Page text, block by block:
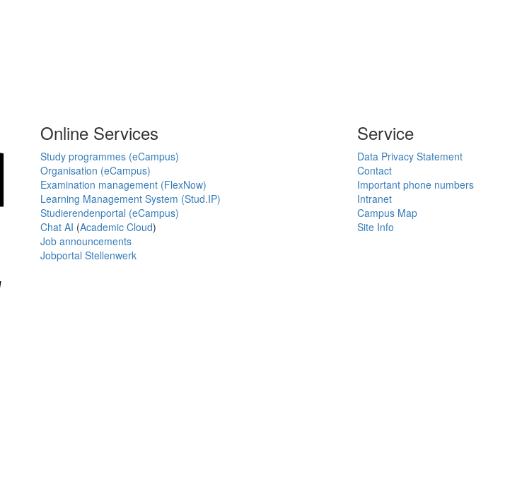
Online Services
Study programmes (eCampus)
Organisation (eCampus)
Examination management (FlexNow)
Learning Management System (Stud.IP)
Studierendenportal (eCampus)
Chat AI (Academic Cloud)
Job announcements
Jobportal Stellenwerk
Service
Data Privacy Statement
Contact
Important phone numbers
Intranet
Campus Map
Site Info